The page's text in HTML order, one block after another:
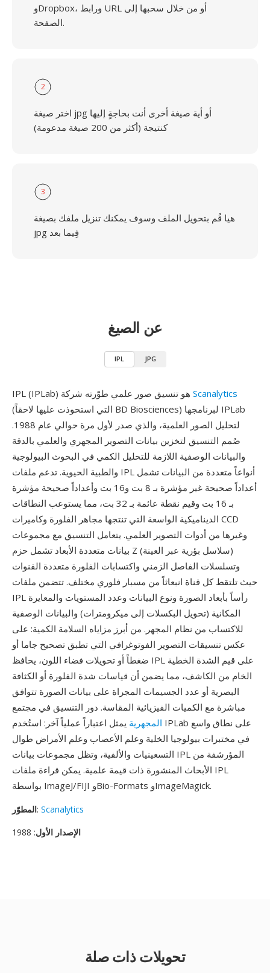
وDropbox، ورابط URL أو من خلال سحبها إلى
الصفحة.
2
اختر صيغة jpg أو أية صيغة أخرى أنت بحاجةٍ إليها
كنتيجة (أكثر من 200 صيغة مدعومة)
3
هيا قُم بتحويل الملف وسوف يمكنك تنزيل ملفك بصيغة
jpg فِيما بعد
عن الصيغ
IPL JPG
Scanalytics
(التي استحوذت عليها لاحقاً BD Biosciences) لبرنامجها IPLab
لتحليل الصور العلمية، والذي صدر لأول مرة حوالي عام 1988.
صُمم التنسيق لتخزين بيانات التصوير المجهري والعلمي بالدقة
والبيانات الوصفية اللازمة للتحليل الكمي في البحوث البيولوجية
والطبية الحيوية. تدعم ملفات IPL أنواعاً متعددة من البيانات تشمل
أعداداً صحيحة غير مؤشرة بـ 8 بت و16 بت وأعداداً صحيحة مؤشرة
بـ 16 بت وقيم نقطة عائمة بـ 32 بت، مما يستوعب النطاقات
الديناميكية الواسعة التي تنتجها مجاهر الفلورة وكاميرات CCD
وغيرها من أدوات التصوير العلمي. يتعامل التنسيق مع مجموعات
بيانات متعددة الأبعاد تشمل حزم Z (سلاسل بؤرية عبر العينة)
وتسلسلات الفاصل الزمني واكتسابات الفلورة متعددة القنوات
حيث تلتقط كل قناة انبعاثاً من مسبار فلوري مختلف. تتضمن ملفات
IPL رأساً بأبعاد الصورة ونوع البيانات وعدد المستويات والمعايرة
المكانية (تحويل البكسلات إلى ميكرومترات) والبيانات الوصفية
للاكتساب من نظام المجهر. من أبرز مزاياه السلامة الكمية: على
عكس تنسيقات التصوير الفوتوغرافي التي تطبق تصحيح جاما أو
ضغطاً أو تحويلات فضاء اللون، يحافظ IPL على قيم الشدة الخطية
الخام من الكاشف، مما يضمن أن قياسات شدة الفلورة أو الكثافة
البصرية أو عدد الجسيمات المجراة على بيانات الصورة تتوافق
مباشرة مع الكميات الفيزيائية المقاسة. دور التنسيق في مجتمع
المجهرية يمثل اعتباراً عملياً آخر: استُخدم IPLab على نطاق واسع
في مختبرات بيولوجيا الخلية وعلم الأعصاب وعلم الأمراض طوال
التسعينيات والألفية، وتظل مجموعات بيانات IPL المؤرشفة من
الأبحاث المنشورة ذات قيمة علمية. يمكن قراءة ملفات IPL
بواسطة ImageJ/FIJI وBio-Formats وImageMagick.
المطوّر: Scanalytics
الإصدار الأول: 1988
تحويلات ذات صلة